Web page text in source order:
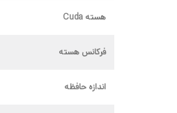
هسته Cuda
فرکانس هسته
اندازه حافظه